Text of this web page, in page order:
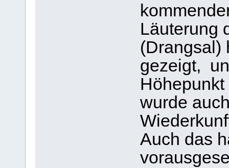
Läuterung
(Drangsal)
gezeigt,
wurde
Auch das